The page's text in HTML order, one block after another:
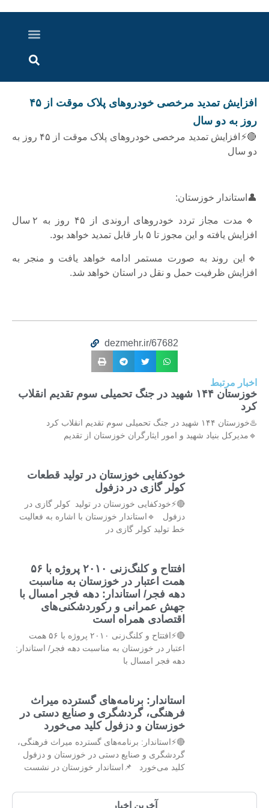
افزایش تمدید مرخصی خودروهای پلاک موقت از ۴۵
روز به دو سال
🔴⚡افزایش تمدید مرخصی خودروهای پلاک موقت از ۴۵ روز به
دو سال
👤استاندار خوزستان:
🔹مدت مجاز تردد خودروهای اروندی از ۴۵ روز به ۲ سال
افزایش یافته و این مجوز تا ۵ بار قابل تمدید خواهد بود.
🔹این روند به صورت مستمر ادامه خواهد یافت و منجر به
افزایش ظرفیت حمل و نقل در استان خواهد شد.
dezmehr.ir/67682
اخبار مرتبط
خوزستان ۱۴۴ شهید در جنگ تحمیلی سوم تقدیم انقلاب
کرد
♨️خوزستان ۱۴۴ شهید در جنگ تحمیلی سوم تقدیم انقلاب کرد
🔹مدیرکل بنیاد شهید و امور ایثارگران خوزستان از تقدیم
خودکفایی خوزستان در تولید قطعات
کولر گازی در دزفول
🔴⚡خودکفایی خوزستان در تولید کولر گازی در
دزفول 🔹استاندار خوزستان با اشاره به فعالیت
خط تولید کولر گازی در
افتتاح و کلنگ‌زنی ۲۰۱۰ پروژه با ۵۶
همت اعتبار در خوزستان به مناسبت
دهه فجر/ استاندار: دهه فجر امسال با
جهش عمرانی و رکوردشکنی‌های
اقتصادی همراه است
🔴⚡افتتاح و کلنگ‌زنی ۲۰۱۰ پروژه با ۵۶ همت
اعتبار در خوزستان به مناسبت دهه فجر/ استاندار:
دهه فجر امسال با
استاندار: برنامه‌های گسترده میراث
فرهنگی، گردشگری و صنایع دستی در
خوزستان و دزفول کلید می‌خورد
🔴⚡استاندار: برنامه‌های گسترده میراث فرهنگی،
گردشگری و صنایع دستی در خوزستان و دزفول
کلید می‌خورد 📌استاندار خوزستان در نشست
آخرین اخبار